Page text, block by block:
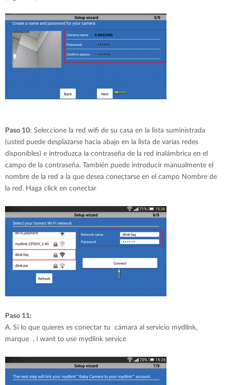
Paso 10: Seleccione la red wifi de su casa en la lista suministrada
(usted puede desplazarse hacia abajo en la lista de varias redes
disponibles) e introduzca la contraseña de la red inalámbrica en el
campo de la contraseña. También puede introducir manualmente el
nombre de la red a la que desea conectarse en el campo Nombre de
la red. Haga click en conectar
Paso 11:
A. Si lo que quieres es conectar tu cámara al servicio mydlink,
marque , i want to use mydlink service